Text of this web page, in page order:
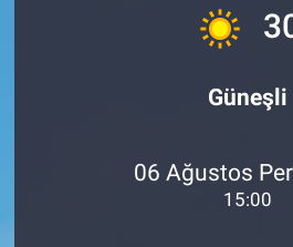
Güneşli
06 Ağustos
15:00